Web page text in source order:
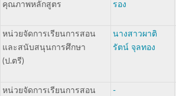
คุณภาพหลักสูตร
รอง
หน่วยจัดการเรียนการสอน
และสนับสนุนการศึกษา
(ป.ตรี)
นางสาวผาติ
รัตน์ จุลทอง
หน่วยจัดการเรียนการสอน
-